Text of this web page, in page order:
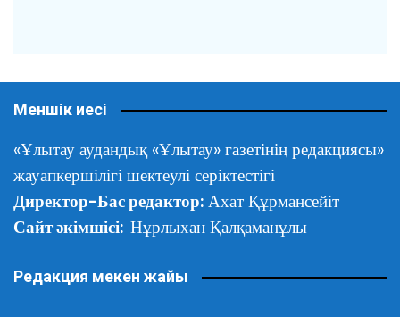
Меншік иесі
«Ұлытау аудандық «Ұлытау» газетінің редакциясы»
жауапкершілігі шектеулі серіктестігі
Директор-Бас редактор: Ахат Құрмансейіт
Сайт әкімшісі: Нұрлыхан Қалқаманұлы
Редакция мекен жайы